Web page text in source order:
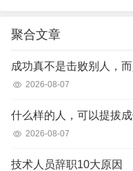
聚合文章
成功真不是击败别人，
2026-08-07
什么样的人，可以提拔成
2026-08-07
技术人员辞职10大原因